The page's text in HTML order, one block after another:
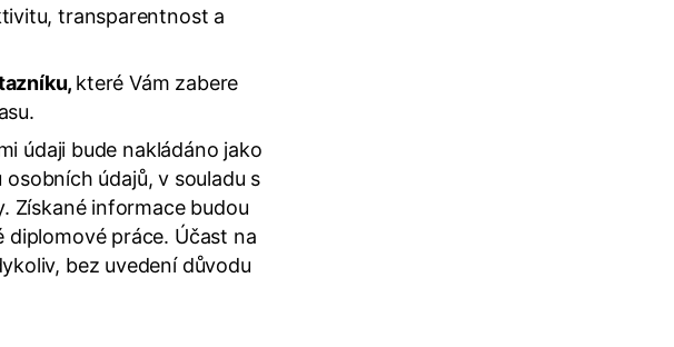
transparentnost a
které Vám zabere
údaji bude nakládáno jako
údajů, v souladu s
Získané informace budou
diplomové práce. Účast na
bez uvedení důvodu